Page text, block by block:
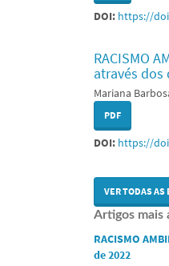
DOI: https://
RACISMO
através dos
Mariana
PDF
DOI: https://
VER TODAS AS
Artigos mais
RACISMO
de 2022